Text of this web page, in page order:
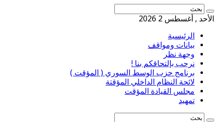
الأحد , أغسطس 2 2026
الرئيسية
بيانات ومواقف
وجهة نظر
نرحب بإلتحاقكم بنا !
برنامج حزب الوسط السوري ( المؤقت )
لائحة النظام الداخلي المؤقتة
مجلس القيادة المؤقت
تمهيد